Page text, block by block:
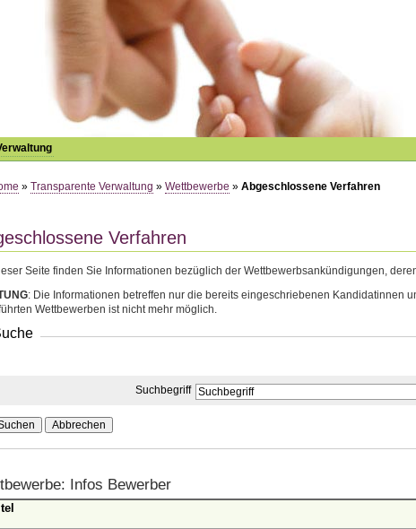
»Transparente Verwaltung »Wettbewerbe » Abgeschlossene Verfahren
Verfahren
Seite finden Sie Informationen bezüglich der Wettbewerbsankündigungen,
: Die Informationen betreffen nur die bereits eingeschriebenen Kandidatinnen
Wettbewerben ist nicht mehr möglich.
Suchbegriff
Infos Bewerber